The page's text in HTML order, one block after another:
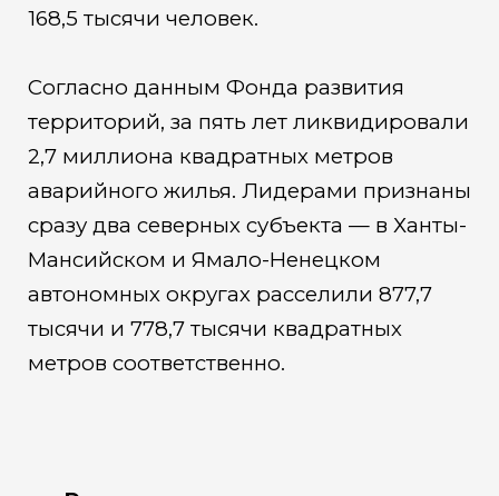
168,5 тысячи человек.
Согласно данным Фонда развития
территорий, за пять лет ликвидировали
2,7 миллиона квадратных метров
аварийного жилья. Лидерами признаны
сразу два северных субъекта — в Ханты-
Мансийском и Ямало-Ненецком
автономных округах расселили 877,7
тысячи и 778,7 тысячи квадратных
метров соответственно.